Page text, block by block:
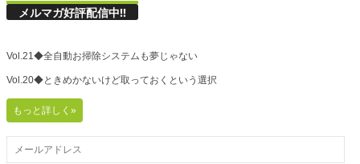
メルマガ好評配信中!!
Vol.21◆全自動お掃除システムも夢じゃない
Vol.20◆ときめかないけど取っておくという選択
もっと詳しく»